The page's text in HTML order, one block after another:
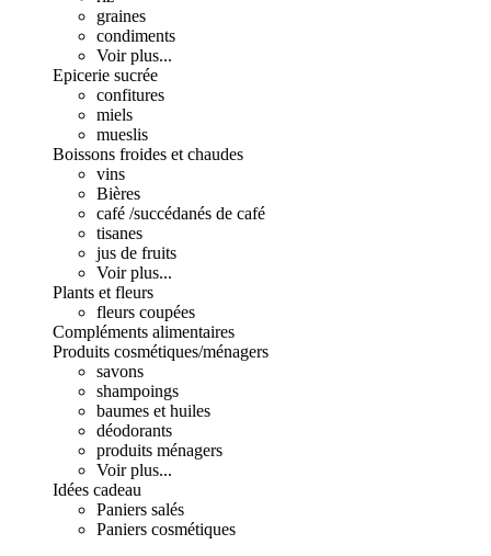
graines
condiments
Voir plus...
Epicerie sucrée
confitures
miels
mueslis
Boissons froides et chaudes
vins
Bières
café /succédanés de café
tisanes
jus de fruits
Voir plus...
Plants et fleurs
fleurs coupées
Compléments alimentaires
Produits cosmétiques/ménagers
savons
shampoings
baumes et huiles
déodorants
produits ménagers
Voir plus...
Idées cadeau
Paniers salés
Paniers cosmétiques